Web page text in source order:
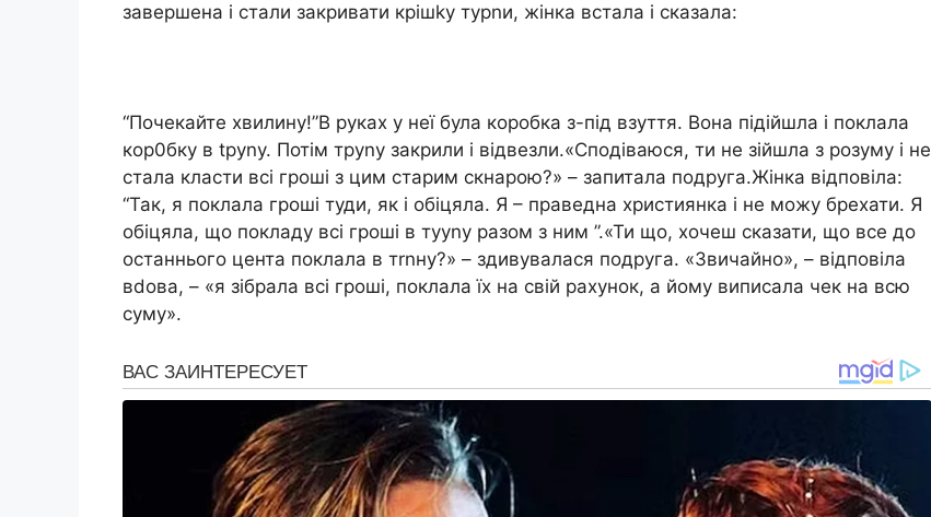
завершена і стали закривати кpiшkу тypnи, жінка встала і сказала:
“Почекайте хвилину!”В руках у неї була коробка з-під взуття. Вона підійшла і поклала
кор0бку в tpуnу. Потім трynу закрили і відвезли.«Сподіваюся, ти не зійшла з розуму і не
стала класти всі гроші з цим старим скнарою?» – запитала подруга.Жінка відповіла:
“Так, я поклала гроші туди, як і обіцяла. Я – праведна християнка і не можу брехати. Я
обіцяла, що покладу всі гроші в тyуnу разом з ним ”.«Ти що, хочеш сказати, що все до
останнього цента поклала в тrnну?» – здивувалася подруга. «Звичайно», – відповіла
вdова, – «я зібрала всі гроші, поклала їх на свій рахунок, а йому виписала чек на всю
суму».